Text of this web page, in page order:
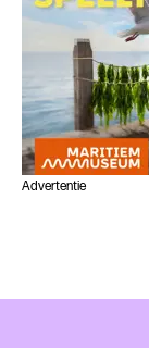
Advertentie